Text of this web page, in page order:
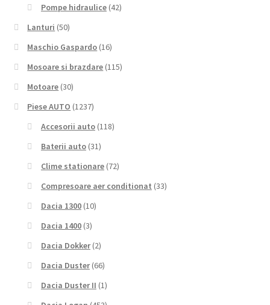
Pompe hidraulice (42)
Lanturi (50)
Maschio Gaspardo (16)
Mosoare si brazdare (115)
Motoare (30)
Piese AUTO (1237)
Accesorii auto (118)
Baterii auto (31)
Clime stationare (72)
Compresoare aer conditionat (33)
Dacia 1300 (10)
Dacia 1400 (3)
Dacia Dokker (2)
Dacia Duster (66)
Dacia Duster II (1)